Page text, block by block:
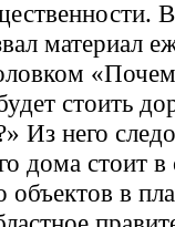
материал
стоить
Из него
дома стоит
объектов в